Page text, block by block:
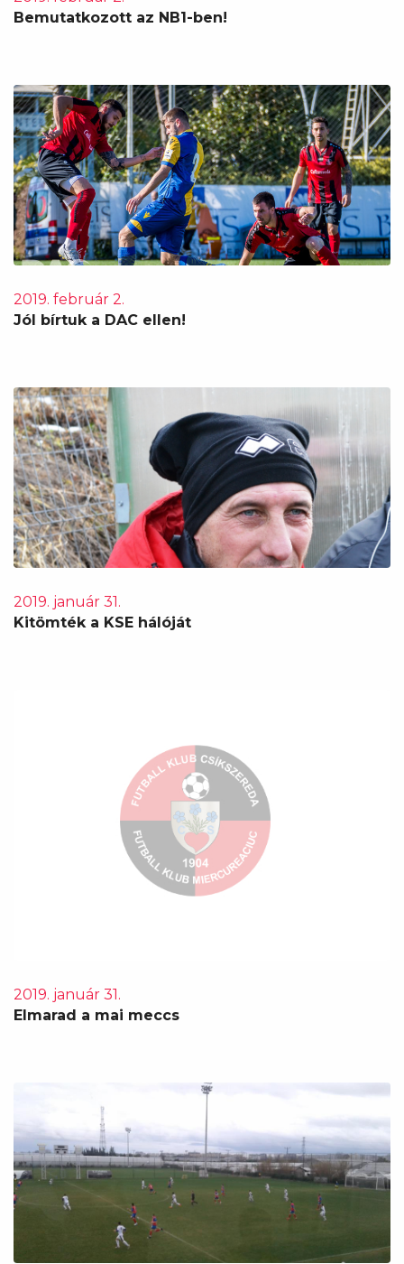
Bemutatkozott az NB1-ben!
2019. február 2.
Jól bírtuk a DAC ellen!
2019. január 31.
Kitömték a KSE hálóját
2019. január 31.
Elmarad a mai meccs